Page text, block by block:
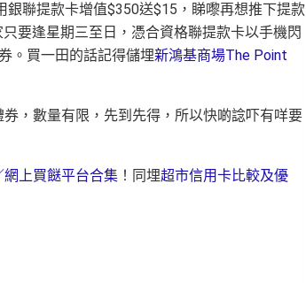
銀聯提款卡增值$350送$15，睇嚟再想推下提款
要逢星期三至日，憑合資格聯提款卡以手機閃
。買一田的話記得儲埋新鴻基商場The Point
，數量有限，先到先得，所以快啲諗吓有咩要
網上買餸平台合集 ！同埋超市信用卡比較及優